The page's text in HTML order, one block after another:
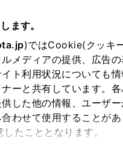
ます。
)ではCookie(クッキ
メディアの提供、広告
ト利用状況についても
ーと共有しています。
した他の情報、ユーザ
わせて使用することが
たこととなります。
した。
お選びください。
釧路 札幌
入 お気に入り